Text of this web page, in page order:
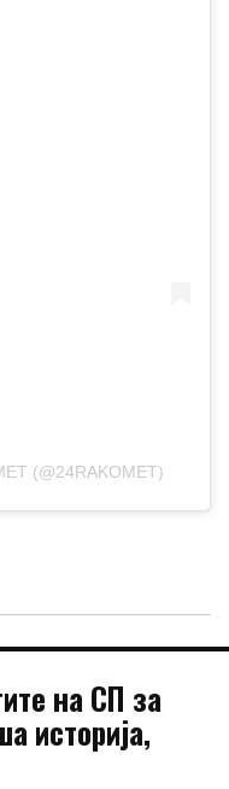
(@24RAKOMET)
на СП за
историја,